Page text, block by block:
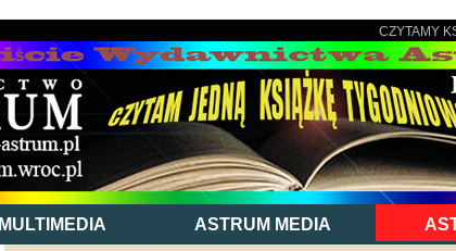
CZYTAMY
MULTIMEDIA ASTRUM MEDIA